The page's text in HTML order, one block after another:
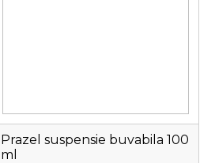
Prazel suspensie buvabila 100
ml